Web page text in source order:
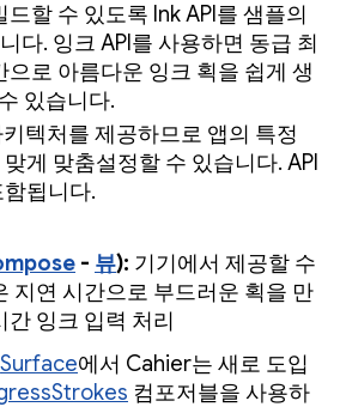
할 수 있도록 Ink API를 샘플의
다. 잉크 API를 사용하면 동급 최
으로 아름다운 잉크 획을 쉽게 생
있습니다.
키텍처를 제공하므로 앱의 특정
게 맞춤설정할 수 있습니다. API
됩니다.
- 뷰): 기기에서 제공할 수
지연 시간으로 부드러운 획을 만
간 잉크 입력 처리
에서 Cahier는 새로 도입
컴포저블을 사용하